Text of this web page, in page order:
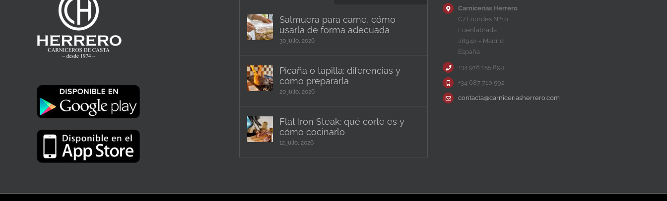
Salmuera para carne, cómo
usarla de forma adecuada
30 julio, 2026
Picaña o tapilla: diferencias y
cómo prepararla
20 julio, 2026
Flat Iron Steak: qué corte es y
cómo cocinarlo
12 julio, 2026
Carnicerías Herrero
C/Lourdes Nº10
Fuenlabrada
28942 – Madrid
España
+34 916 155 894
+34 687 710 592
contacta@carniceriasherrero.com